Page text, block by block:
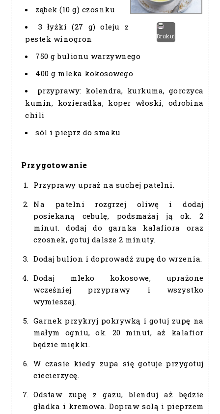
Drukuj
ząbek (10 g) czosnku
3 łyżki (27 g) oleju z
pestek winogron
750 g bulionu warzywnego
400 g mleka kokosowego
przyprawy: kolendra, kurkuma, gorczyca
kumin, kozieradka, koper włoski, odrobina
chili
sól i pieprz do smaku
Przygotowanie
Przyprawy upraż na suchej patelni.
Na patelni rozgrzej oliwę i dodaj
posiekaną cebulę, podsmażaj ją ok. 2
minut. dodaj do garnka kalafiora oraz
czosnek, gotuj dalsze 2 minuty.
Dodaj bulion i doprowadź zupę do wrzenia.
Dodaj mleko kokosowe, uprażone
wcześniej przyprawy i wszystko
wymieszaj.
Garnek przykryj pokrywką i gotuj zupę na
małym ogniu, ok. 20 minut, aż kalafior
będzie miękki.
W czasie kiedy zupa się gotuje przygotuj
ciecierzycę.
Odstaw zupę z gazu, blenduj aż będzie
gładka i kremowa. Dopraw solą i pieprzem